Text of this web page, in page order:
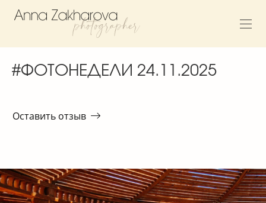
#ФОТОНЕДЕЛИ 24.11.2025
Оставить отзыв